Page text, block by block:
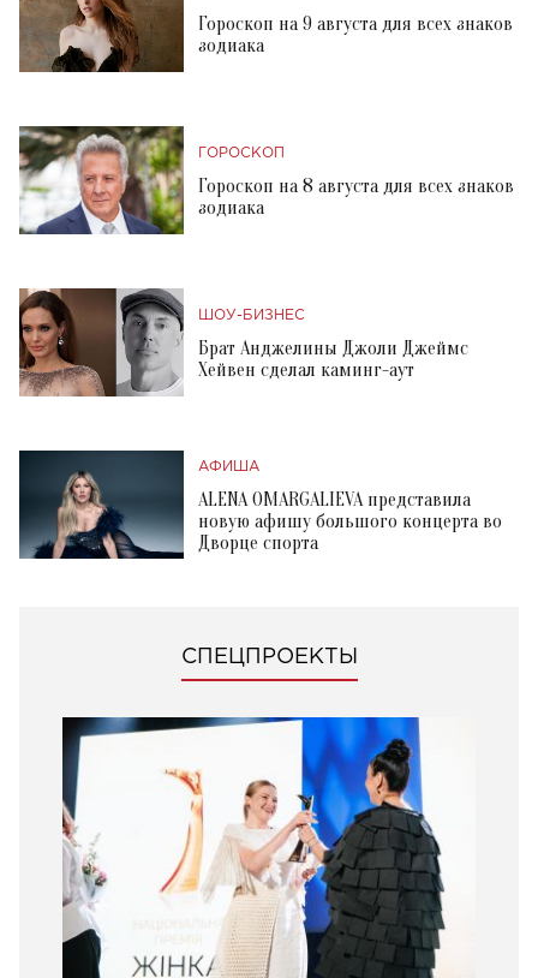
Гороскоп на 9 августа для всех знаков
зодиака
ГОРОСКОП
Гороскоп на 8 августа для всех знаков
зодиака
ШОУ-БИЗНЕС
Брат Анджелины Джоли Джеймс
Хейвен сделал каминг-аут
АФИША
ALENA OMARGALIEVA представила
новую афишу большого концерта во
Дворце спорта
СПЕЦПРОЕКТЫ